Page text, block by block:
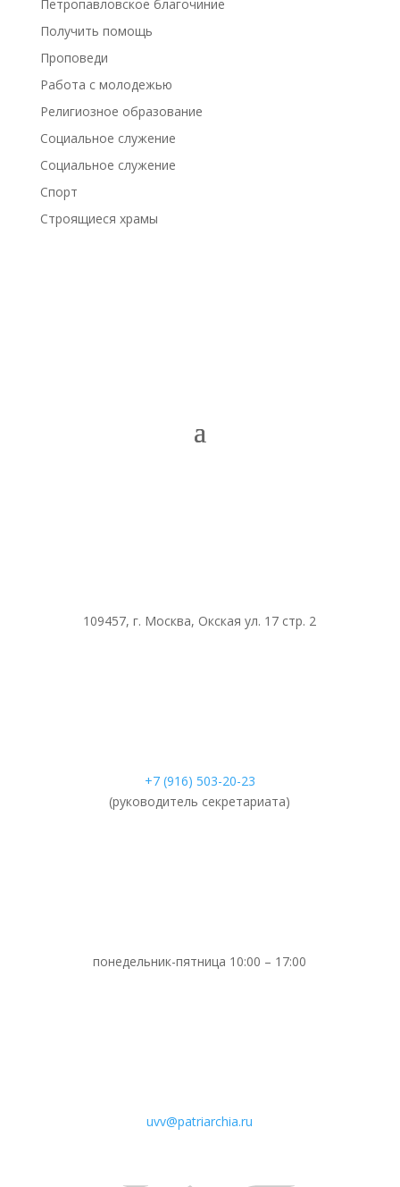
Петропавловское благочиние
Получить помощь
Проповеди
Работа с молодежью
Религиозное образование
Социальное служение
Социальное служение
Спорт
Строящиеся храмы
109457, г. Москва, Окская ул. 17 стр. 2
+7 (916) 503-20-23
(руководитель секретариата)
понедельник-пятница 10:00 – 17:00
uvv@patriarchia.ru